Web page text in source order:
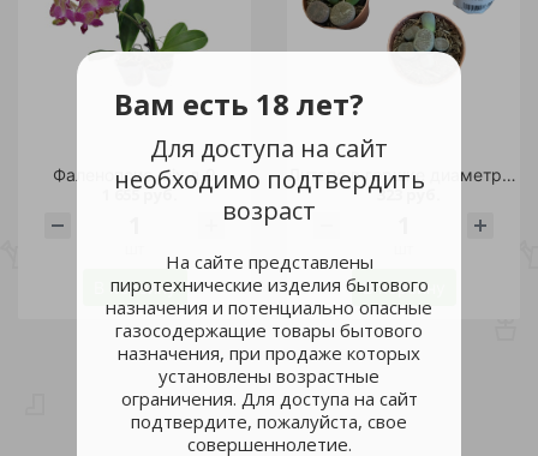
Вам есть 18 лет?
Для доступа на сайт
необходимо подтвердить
возраст
На сайте представлены
пиротехнические изделия бытового
назначения и потенциально опасные
газосодержащие товары бытового
назначения, при продаже которых
установлены возрастные
ограничения. Для доступа на сайт
подтвердите, пожалуйста, свое
совершеннолетие.
Фаленопсис mix д.9
1 655 руб.
В корзину
Литопс в горшке диаметром 5,5 см /1шт
323 руб.
В корзину